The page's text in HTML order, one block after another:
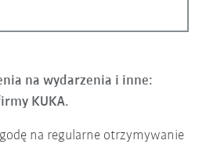
na wydarzenia i inne:
KUKA.
na regularne otrzymywanie